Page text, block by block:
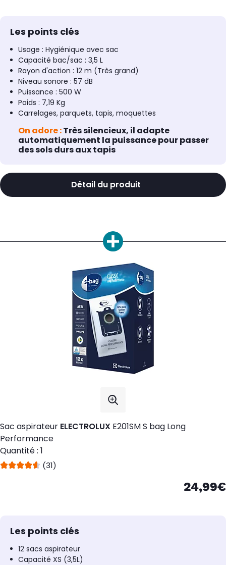
Les points clés
Usage : Hygiénique avec sac
Capacité bac/sac : 3,5 L
Rayon d'action : 12 m (Très grand)
Niveau sonore : 57 dB
Puissance : 500 W
Poids : 7,19 Kg
Carrelages, parquets, tapis, moquettes
On adore :Très silencieux, il adapte
automatiquement la puissance pour passer
des sols durs aux tapis
Détail du produit
Sac aspirateur ELECTROLUX E201SM S bag Long
Performance
Quantité : 1
(31)
24,99€
Les points clés
12 sacs aspirateur
Capacité XS (3,5L)